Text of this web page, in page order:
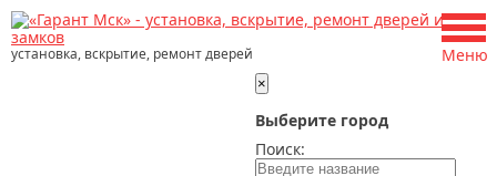
установка, вскрытие, ремонт дверей
×
Выберите город
Поиск:
Меню